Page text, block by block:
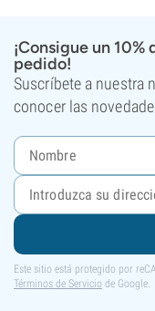
¡Consigue un
pedido!
Suscríbete a nuestra
conocer las
Este sitio está protegido por
Términos de Servicio de Google.